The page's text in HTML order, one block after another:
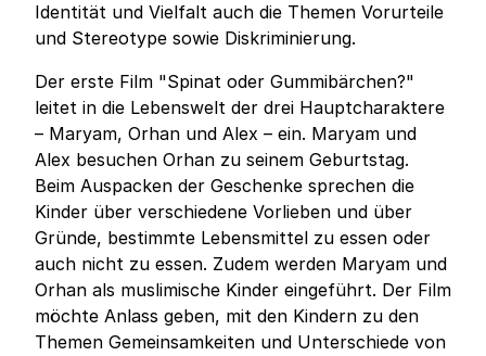
Identität und Vielfalt auch die Themen Vorurteile
und Stereotype sowie Diskriminierung.
Der erste Film "Spinat oder Gummibärchen?"
leitet in die Lebenswelt der drei Hauptcharaktere
– Maryam, Orhan und Alex – ein. Maryam und
Alex besuchen Orhan zu seinem Geburtstag.
Beim Auspacken der Geschenke sprechen die
Kinder über verschiedene Vorlieben und über
Gründe, bestimmte Lebensmittel zu essen oder
auch nicht zu essen. Zudem werden Maryam und
Orhan als muslimische Kinder eingeführt. Der Film
möchte Anlass geben, mit den Kindern zu den
Themen Gemeinsamkeiten und Unterschiede von